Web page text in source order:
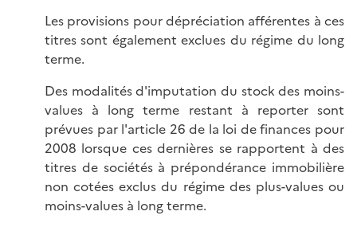
Les provisions pour dépréciation afférentes à ces
titres sont également exclues du régime du long
terme.
Des modalités d'imputation du stock des moins-
values à long terme restant à reporter sont
prévues par l'article 26 de la loi de finances pour
2008 lorsque ces dernières se rapportent à des
titres de sociétés à prépondérance immobilière
non cotées exclus du régime des plus-values ou
moins-values à long terme.